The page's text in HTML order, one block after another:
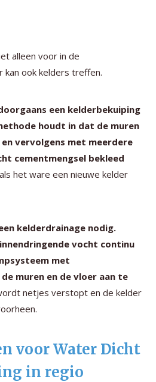
alleen voor in de
kan ook kelders treffen.
een kelderbekuiping
houdt in dat de muren
vervolgens met meerdere
cementmengsel bekleed
het ware een nieuwe kelder
kelderdrainage nodig.
vocht continu
met
muren en de vloer aan te
netjes verstopt en de kelder
voor Water Dicht
in regio